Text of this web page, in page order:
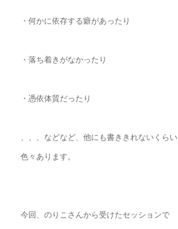
・何かに依存する癖があったり
・落ち着きがなかったり
・憑依体質だったり
、、、などなど、他にも書ききれないくらい
色々あります。
今回、のりこさんから受けたセッションで